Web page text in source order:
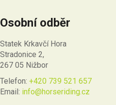
Osobní odběr
Statek Krkavčí Hora
Stradonice 2,
267 05 Nižbor
Telefon: +420 739 521 657
Email: info@horseriding.cz